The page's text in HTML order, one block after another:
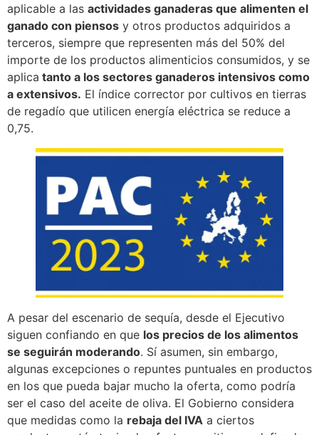
aplicable a las actividades ganaderas que alimenten el
ganado con piensos y otros productos adquiridos a
terceros, siempre que representen más del 50% del
importe de los productos alimenticios consumidos, y se
aplica tanto a los sectores ganaderos intensivos como
a extensivos. El índice corrector por cultivos en tierras
de regadío que utilicen energía eléctrica se reduce a
0,75.
A pesar del escenario de sequía, desde el Ejecutivo
siguen confiando en que los precios de los alimentos
se seguirán moderando. Sí asumen, sin embargo,
algunas excepciones o repuntes puntuales en productos
en los que pueda bajar mucho la oferta, como podría
ser el caso del aceite de oliva. El Gobierno considera
que medidas como la rebaja del IVA a ciertos